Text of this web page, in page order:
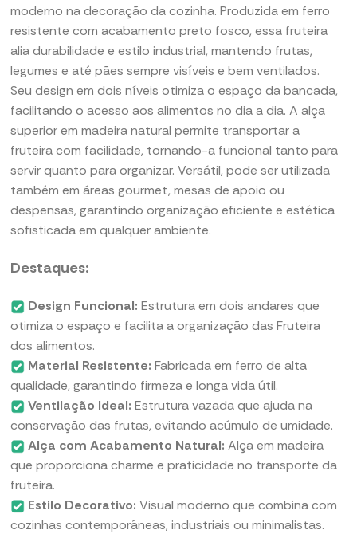
moderno na decoração da cozinha. Produzida em ferro
resistente com acabamento preto fosco, essa fruteira
alia durabilidade e estilo industrial, mantendo frutas,
legumes e até pães sempre visíveis e bem ventilados.
Seu design em dois níveis otimiza o espaço da bancada,
facilitando o acesso aos alimentos no dia a dia. A alça
superior em madeira natural permite transportar a
fruteira com facilidade, tornando-a funcional tanto para
servir quanto para organizar. Versátil, pode ser utilizada
também em áreas gourmet, mesas de apoio ou
despensas, garantindo organização eficiente e estética
sofisticada em qualquer ambiente.
Destaques:
Design Funcional: Estrutura em dois andares que
otimiza o espaço e facilita a organização das Fruteira
dos alimentos.
Material Resistente: Fabricada em ferro de alta
qualidade, garantindo firmeza e longa vida útil.
Ventilação Ideal: Estrutura vazada que ajuda na
conservação das frutas, evitando acúmulo de umidade.
Alça com Acabamento Natural: Alça em madeira
que proporciona charme e praticidade no transporte da
fruteira.
Estilo Decorativo: Visual moderno que combina com
cozinhas contemporâneas, industriais ou minimalistas.